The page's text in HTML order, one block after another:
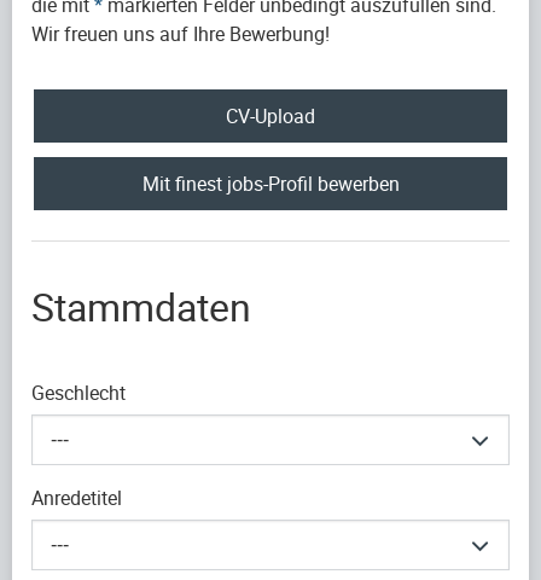
Wir freuen uns auf Ihre Bewerbung!
CV-Upload
Mit finest jobs-Profil bewerben
Stammdaten
Geschlecht
---
Anredetitel
---